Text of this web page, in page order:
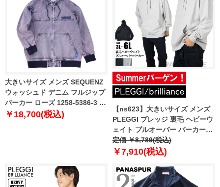
大きいサイズ メンズ SEQUENZ
ウォッシュド デニム フルジップ
パーカー ローズ 1258-5386-3 3L
4L 5L 6L
￥18,700(税込)
【ns623】大きいサイズ メンズ
PLEGGI プレッジ 裏毛 ヘビーウ
ェイト プルオーバー パーカー
65-78572-2 【t2503】
定価 ￥8,789(税込)
￥7,910(税込)